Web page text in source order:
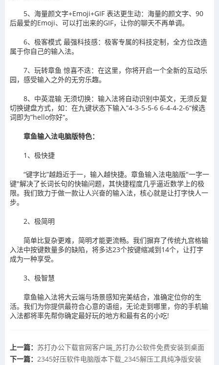
5、海量颜文字+Emoji+GIF 表达更生动：海量的颜文字、90
后最爱的Emoji、可以打出来的GIF，让你的聊天不再单调。
6、极客模式 最强科技感：极客专属的科技定制，全方位改造
属于你自己的输入法。
7、玩转章鱼 惊喜不迭：在这里，你将开启一个全新的互动乐
园，感受输入之外的无穷乐趣。
8、中英混输 无须切换：输入法将自动识别中英文，无须反复
切换键盘方式，如：在九键状态下输入”4-3-5-5-6 6-4-4-2-6“候选
词即为”hello你好“。
章鱼输入法电脑版特色：
1、极快捷
“键字比”越趋近于一，输入越快捷。章鱼输入法电脑版"一字一
键"解决了长词长句的快输问题，其快捷程度几乎逼近数学上的极
限。我们致力于做一款让人兴奋的输入法，核心就是让打字快人一
步。
2、极简明
简单比复杂更难，简明才能更流畅。我们摒弃了传统九宫格输
入法中按键数量多的缺陷，将多达23个按键缩减到14个，让打字
成为一种享受。
3、极智慧
章鱼输入法将大云端与场景感知完美结合，准确定位你的生
活。我们为你提供最符合心意的语组，无论走到哪里，你的手机输
入法都将率先帮你确定最好玩的地方和最有名的小吃!
上一篇： ​苏打办公下载官网客户端_苏打办公软件免费安装到桌面
下一篇： ​2345好压软件电脑版本下载_2345解压工具纯净版安装